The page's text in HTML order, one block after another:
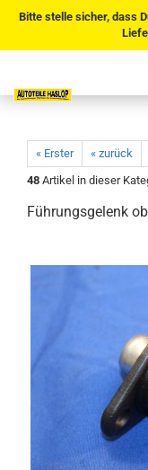
Bitte stelle sicher, dass
« Erster « zurück
48 Artikel in dieser
Führungsgelenk